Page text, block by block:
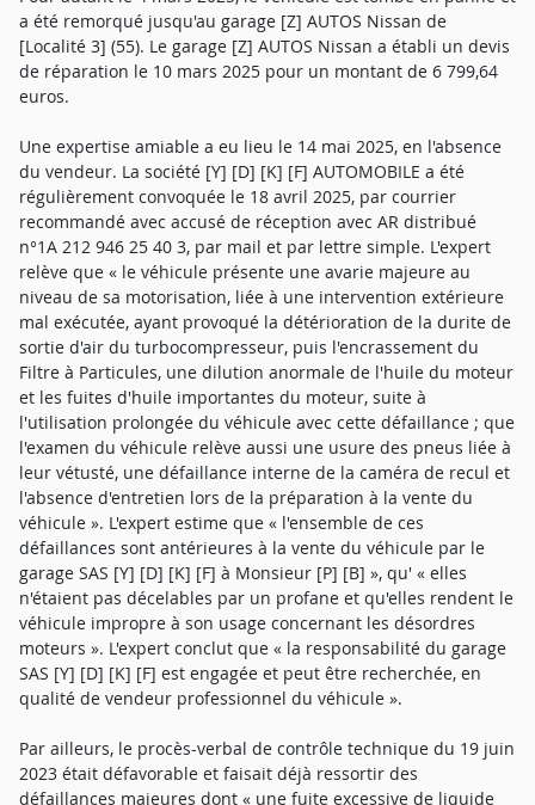
a été remorqué jusqu'au garage [Z] AUTOS Nissan de
[Localité 3] (55). Le garage [Z] AUTOS Nissan a établi un devis
de réparation le 10 mars 2025 pour un montant de 6 799,64
euros.
Une expertise amiable a eu lieu le 14 mai 2025, en l'absence
du vendeur. La société [Y] [D] [K] [F] AUTOMOBILE a été
régulièrement convoquée le 18 avril 2025, par courrier
recommandé avec accusé de réception avec AR distribué
n°1A 212 946 25 40 3, par mail et par lettre simple. L'expert
relève que « le véhicule présente une avarie majeure au
niveau de sa motorisation, liée à une intervention extérieure
mal exécutée, ayant provoqué la détérioration de la durite de
sortie d'air du turbocompresseur, puis l'encrassement du
Filtre à Particules, une dilution anormale de l'huile du moteur
et les fuites d'huile importantes du moteur, suite à
l'utilisation prolongée du véhicule avec cette défaillance ; que
l'examen du véhicule relève aussi une usure des pneus liée à
leur vétusté, une défaillance interne de la caméra de recul et
l'absence d'entretien lors de la préparation à la vente du
véhicule ». L'expert estime que « l'ensemble de ces
défaillances sont antérieures à la vente du véhicule par le
garage SAS [Y] [D] [K] [F] à Monsieur [P] [B] », qu' « elles
n'étaient pas décelables par un profane et qu'elles rendent le
véhicule impropre à son usage concernant les désordres
moteurs ». L'expert conclut que « la responsabilité du garage
SAS [Y] [D] [K] [F] est engagée et peut être recherchée, en
qualité de vendeur professionnel du véhicule ».
Par ailleurs, le procès-verbal de contrôle technique du 19 juin
2023 était défavorable et faisait déjà ressortir des
défaillances majeures dont « une fuite excessive de liquide